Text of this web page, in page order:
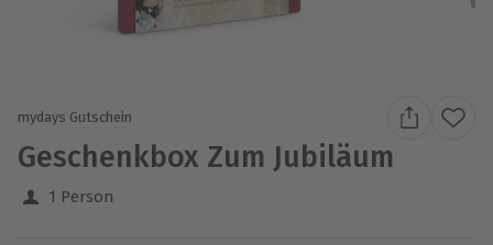
mydays Gutschein
Geschenkbox Zum Jubiläum
1 Person